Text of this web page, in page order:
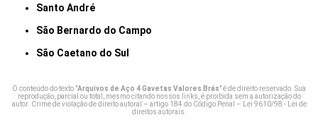
Santo André
São Bernardo do Campo
São Caetano do Sul
O conteúdo do texto "Arquivos de Aço 4 Gavetas Valores Brás" é de direito reservado. Sua
reprodução, parcial ou total, mesmo citando nossos links, é proibida sem a autorização do
autor. Crime de violação de direito autoral – artigo 184 do Código Penal – Lei 9610/98 - Lei de
direitos autorais.